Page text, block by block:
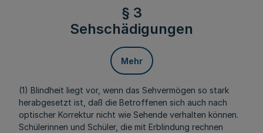
§ 3
Sehschädigungen
Mehr
(1) Blindheit liegt vor, wenn das Sehvermögen so stark
herabgesetzt ist, daß die Betroffenen sich auch nach
optischer Korrektur nicht wie Sehende verhalten können.
Schülerinnen und Schüler, die mit Erblindung rechnen